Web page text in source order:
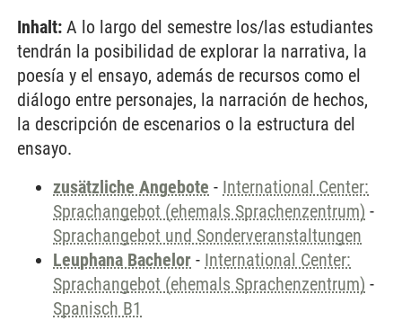
Inhalt: A lo largo del semestre los/las estudiantes
tendrán la posibilidad de explorar la narrativa, la
poesía y el ensayo, además de recursos como el
diálogo entre personajes, la narración de hechos,
la descripción de escenarios o la estructura del
ensayo.
zusätzliche Angebote - International Center:
Sprachangebot (ehemals Sprachenzentrum) -
Sprachangebot und Sonderveranstaltungen
Leuphana Bachelor - International Center:
Sprachangebot (ehemals Sprachenzentrum) -
Spanisch B1